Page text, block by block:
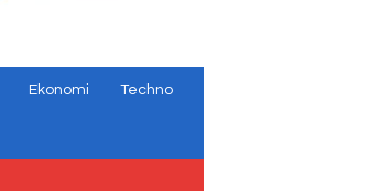
Ekonomi Techno